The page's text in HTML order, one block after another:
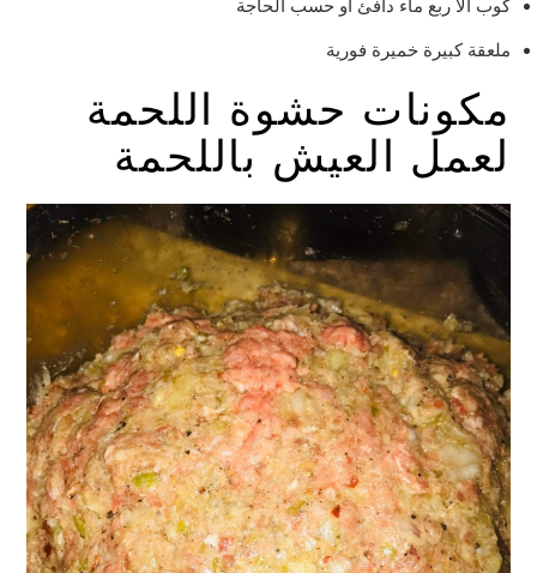
كوب الا ربع ماء دافئ او حسب الحاجة
ملعقة كبيرة خميرة فورية
مكونات حشوة اللحمة
لعمل العيش باللحمة